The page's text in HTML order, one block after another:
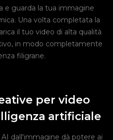
e guarda la tua immagine
Una volta completata la
il tuo video di alta qualità
in modo completamente
filigrane.
per video
artificiale
dall'immagine dà potere ai